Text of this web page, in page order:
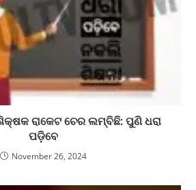
ରାକେଟ ଚେର ଲମ୍ବିଛି: ପୁଣି ଧରା
ପଡ଼ିବେ
November 26, 2024